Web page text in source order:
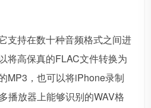
支持在数十种音频格式之间进
将高保真的FLAC文件转换为
MP3，也可以将iPhone录制
播放器上能够识别的WAV格